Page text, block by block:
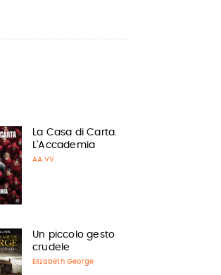
La Casa di Carta.
L'Accademia
AA.VV.
Un piccolo gesto
crudele
Elizabeth George